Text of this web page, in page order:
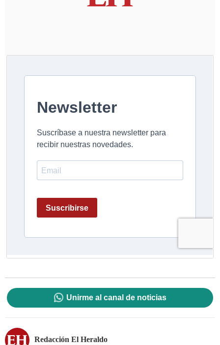
Unirme al canal de noticias
Redacción El Heraldo